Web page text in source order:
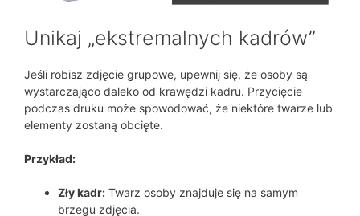
Unikaj „ekstremalnych kadrów”
Jeśli robisz zdjęcie grupowe, upewnij się, że osoby są
wystarczająco daleko od krawędzi kadru. Przycięcie
podczas druku może spowodować, że niektóre twarze lub
elementy zostaną obcięte.
Przykład:
Zły kadr: Twarz osoby znajduje się na samym
brzegu zdjęcia.